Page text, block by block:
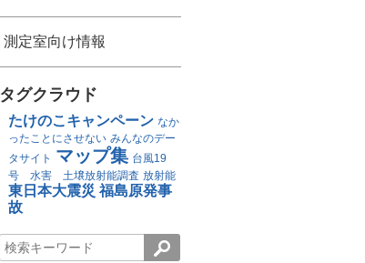
測定室向け情報
タグクラウド
たけのこキャンペーン なか
ったことにさせない みんなのデー
タサイト マップ集 台風19
号 水害 土壌放射能調査 放射能
東日本大震災 福島原発事
故